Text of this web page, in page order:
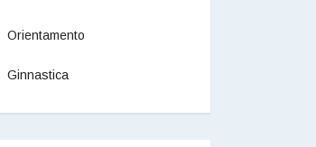
Orientamento
Ginnastica